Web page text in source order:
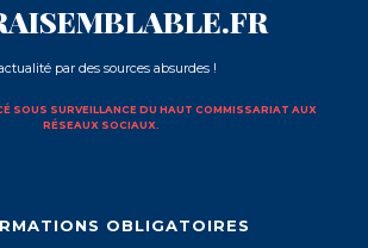
par des sources absurdes !
SOUS SURVEILLANCE DU HAUT COMMISSARIAT AUX
RÉSEAUX SOCIAUX.
OBLIGATOIRES